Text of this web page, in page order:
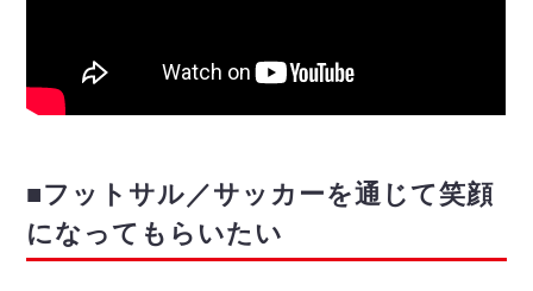
試合日程・結果
チケット情報
過去の記録
Y．S．C．C．横浜
ヴィンセドール白山
アグレミーナ浜松
ポルセイド浜田
ミラクルスマイル新居浜
ハットトリック
担当審判員
エスポラーダ北海道
バルドラール浦安
DIVISION
■フットサル／サッカーを通じて笑顔
になってもらいたい